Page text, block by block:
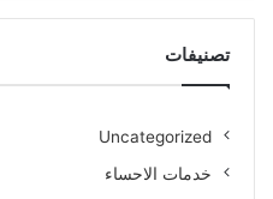
تصنيفات
Uncategorized
خدمات الاحساء